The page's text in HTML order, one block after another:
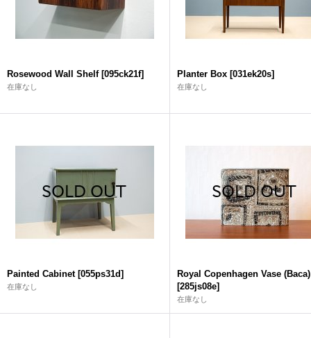
Rosewood Wall Shelf [095ck21f]
在庫なし
Planter Box [031ek20s]
在庫なし
Painted Cabinet [055ps31d]
在庫なし
Royal Copenhagen Vase (Baca)
[285js08e]
在庫なし